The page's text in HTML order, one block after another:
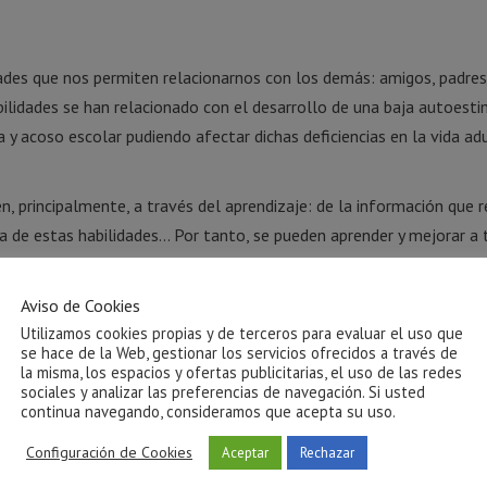
que nos permiten relacionarnos con los demás: amigos,
se han relacionado con el desarrollo de una baja
acoso escolar pudiendo afectar dichas deficiencias en la vida
principalmente, a través del aprendizaje: de la información que
estas habilidades… Por tanto, se pueden aprender y mejorar a
aprendizajes al presentar un mayor déficit en habilidades
pudiendo mejorar algunos aspectos para aumentar su
que en mayor o menor medida presenten algunas de las
Aviso de Cookies
Utilizamos cookies propias y de terceros para evaluar el uso que
se hace de la Web, gestionar los servicios ofrecidos a través de
la misma, los espacios y ofertas publicitarias, el uso de las redes
sociales y analizar las preferencias de navegación. Si usted
continua navegando, consideramos que acepta su uso.
Configuración de Cookies Aceptar Rechazar